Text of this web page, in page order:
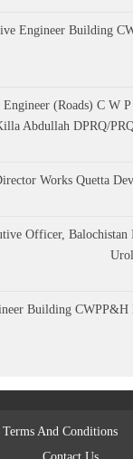
Engineer Building
(Roads) C W
Abdullah ​DPRQ/
Works Quetta
Officer,
Building CWPP&H
Terms And Conditions